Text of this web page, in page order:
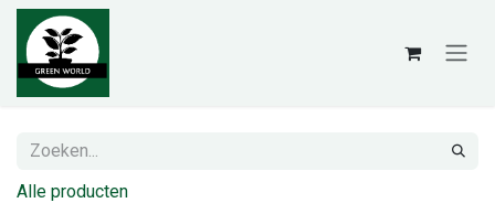
Overslaan naar inhoud
Alle producten